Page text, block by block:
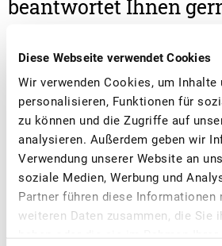
Diese Webseite verwendet Cookies
Wir verwenden Cookies, um Inhalte
personalisieren, Funktionen für
zu können und die Zugriffe auf
analysieren. Außerdem geben wir
Verwendung unserer Website an
soziale Medien, Werbung und
Partner führen diese
weiteren Daten zusammen, die Sie
beantwortet Ihnen
Lara Basile